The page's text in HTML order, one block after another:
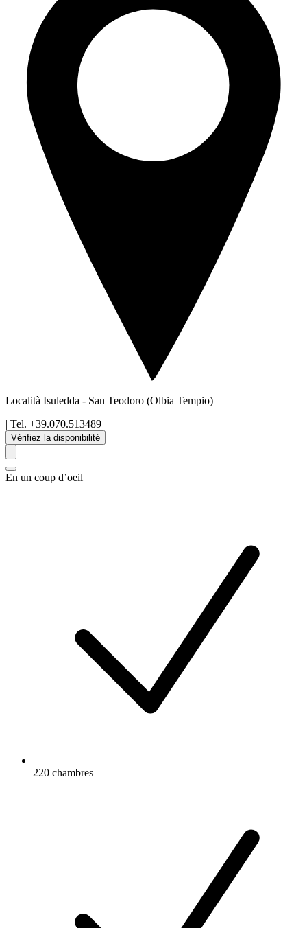
Località Isuledda - San Teodoro (Olbia Tempio)
| Tel. +39.070.513489
Vérifiez la disponibilité
En un coup d’oeil
220 chambres